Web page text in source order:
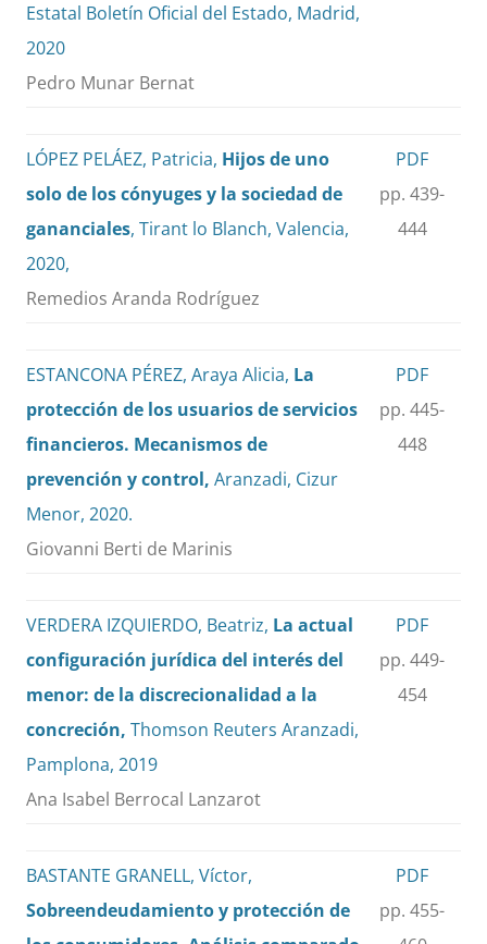
Estatal Boletín Oficial del Estado, Madrid,
2020
Pedro Munar Bernat
LÓPEZ PELÁEZ, Patricia, Hijos de uno
solo de los cónyuges y la sociedad de
gananciales, Tirant lo Blanch, Valencia,
2020,
Remedios Aranda Rodríguez
PDF
pp. 439-
444
ESTANCONA PÉREZ, Araya Alicia, La
protección de los usuarios de servicios
financieros. Mecanismos de
prevención y control, Aranzadi, Cizur
Menor, 2020.
Giovanni Berti de Marinis
PDF
pp. 445-
448
VERDERA IZQUIERDO, Beatriz, La actual
configuración jurídica del interés del
menor: de la discrecionalidad a la
concreción, Thomson Reuters Aranzadi,
Pamplona, 2019
Ana Isabel Berrocal Lanzarot
PDF
pp. 449-
454
BASTANTE GRANELL, Víctor,
Sobreendeudamiento y protección de
PDF
pp. 455-